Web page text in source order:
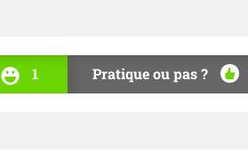
1 Pratique ou pas ?
OUI